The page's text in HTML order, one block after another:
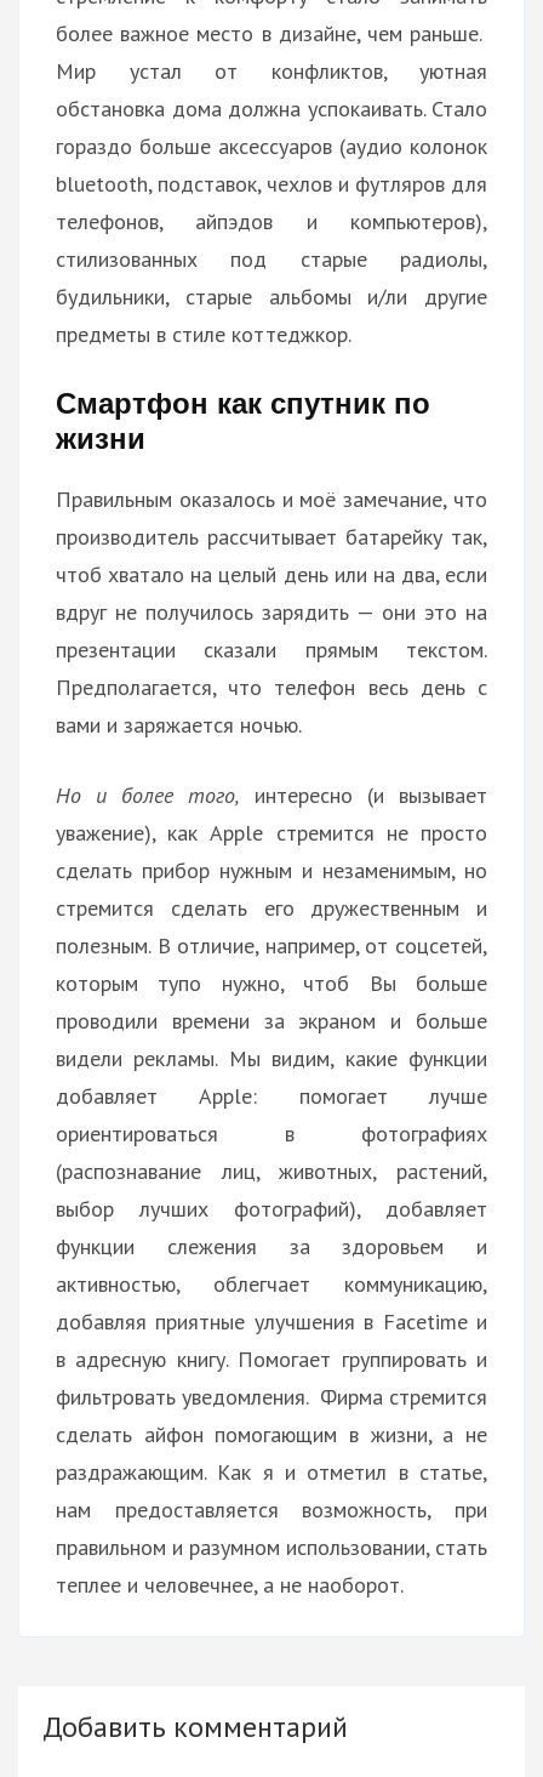
более важное место в дизайне, чем раньше.
Мир устал от конфликтов, уютная
обстановка дома должна успокаивать. Стало
гораздо больше аксессуаров (аудио колонок
bluetooth, подставок, чехлов и футляров для
телефонов, айпэдов и компьютеров),
стилизованных под старые радиолы,
будильники, старые альбомы и/ли другие
предметы в стиле коттеджкор.
Смартфон как спутник по
жизни
Правильным оказалось и моё замечание, что
производитель рассчитывает батарейку так,
чтоб хватало на целый день или на два, если
вдруг не получилось зарядить — они это на
презентации сказали прямым текстом.
Предполагается, что телефон весь день с
вами и заряжается ночью.
Но и более того, интересно (и вызывает
уважение), как Apple стремится не просто
сделать прибор нужным и незаменимым, но
стремится сделать его дружественным и
полезным. В отличие, например, от соцсетей,
которым тупо нужно, чтоб Вы больше
проводили времени за экраном и больше
видели рекламы. Мы видим, какие функции
добавляет Apple: помогает лучше
ориентироваться в фотографиях
(распознавание лиц, животных, растений,
выбор лучших фотографий), добавляет
функции слежения за здоровьем и
активностью, облегчает коммуникацию,
добавляя приятные улучшения в Facetime и
в адресную книгу. Помогает группировать и
фильтровать уведомления. Фирма стремится
сделать айфон помогающим в жизни, а не
раздражающим. Как я и отметил в статье,
нам предоставляется возможность, при
правильном и разумном использовании, стать
теплее и человечнее, а не наоборот.
Добавить комментарий